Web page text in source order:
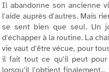
Il abandonne son ancienne
l'aide auprès d'autres. Mais
se sent bien que seul. Un
d'échapper à la routine. La
vie vaut d'être vécue, pour
il fait tout ce qu'il peut pour